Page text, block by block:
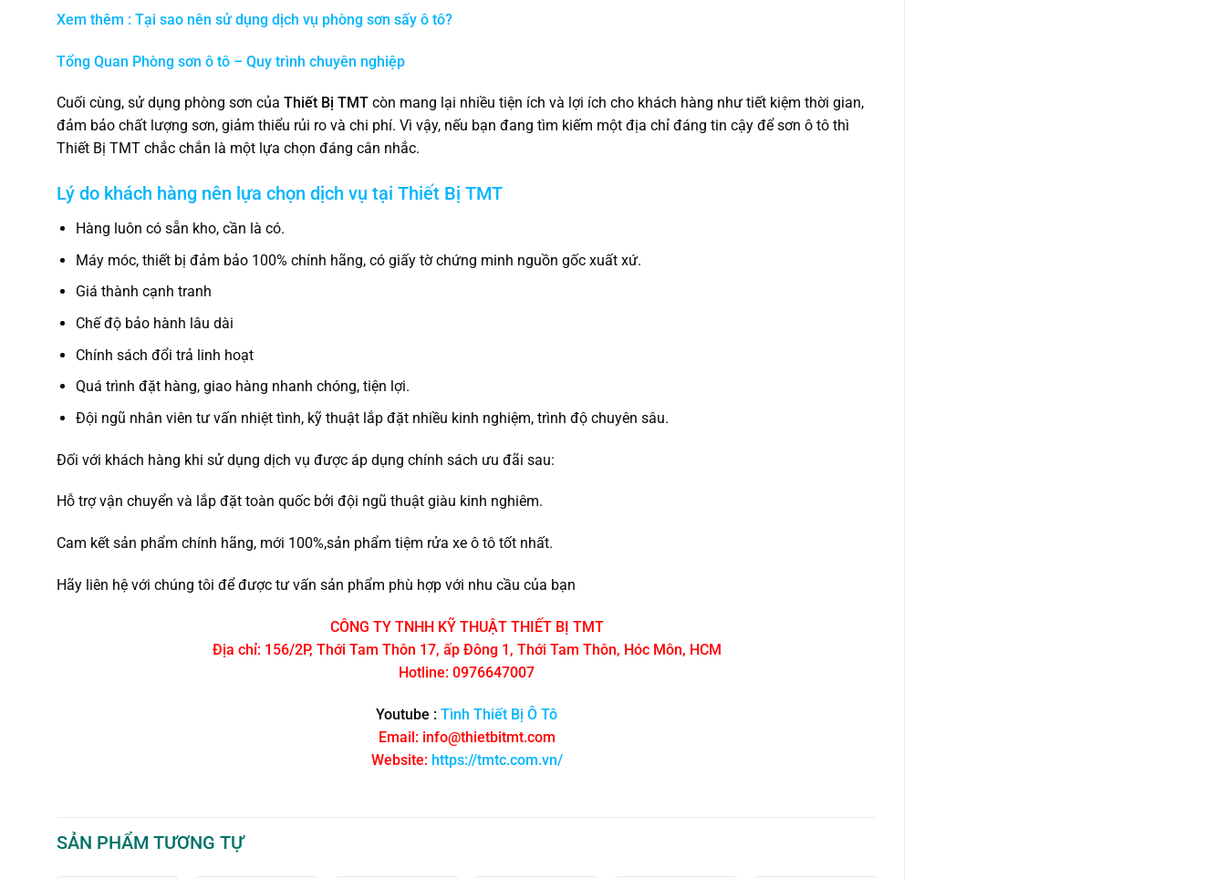
Xem thêm : Tại sao nên sử dụng dịch vụ phòng sơn sấy ô tô?
Tổng Quan Phòng sơn ô tô – Quy trình chuyên nghiệp
Cuối cùng, sử dụng phòng sơn của Thiết Bị TMT còn mang lại nhiều tiện ích và lợi ích cho khách hàng như tiết kiệm thời gian,
đảm bảo chất lượng sơn, giảm thiểu rủi ro và chi phí. Vì vậy, nếu bạn đang tìm kiếm một địa chỉ đáng tin cậy để sơn ô tô thì
Thiết Bị TMT chắc chắn là một lựa chọn đáng cân nhắc.
Lý do khách hàng nên lựa chọn dịch vụ tại Thiết Bị TMT
Hàng luôn có sẵn kho, cần là có.
Máy móc, thiết bị đảm bảo 100% chính hãng, có giấy tờ chứng minh nguồn gốc xuất xứ.
Giá thành cạnh tranh
Chế độ bảo hành lâu dài
Chính sách đổi trả linh hoạt
Quá trình đặt hàng, giao hàng nhanh chóng, tiện lợi.
Đội ngũ nhân viên tư vấn nhiệt tình, kỹ thuật lắp đặt nhiều kinh nghiệm, trình độ chuyên sâu.
Đối với khách hàng khi sử dụng dịch vụ được áp dụng chính sách ưu đãi sau:
Hỗ trợ vận chuyển và lắp đặt toàn quốc bởi đội ngũ thuật giàu kinh nghiêm.
Cam kết sản phẩm chính hãng, mới 100%,sản phẩm tiệm rửa xe ô tô tốt nhất.
Hãy liên hệ với chúng tôi để được tư vấn sản phẩm phù hợp với nhu cầu của bạn
CÔNG TY TNHH KỸ THUẬT THIẾT BỊ TMT
Địa chỉ: 156/2P, Thới Tam Thôn 17, ấp Đông 1, Thới Tam Thôn, Hóc Môn, HCM
Hotline: 0976647007
Youtube : Tình Thiết Bị Ô Tô
Email: info@thietbitmt.com
Website: https://tmtc.com.vn/
SẢN PHẨM TƯƠNG TỰ